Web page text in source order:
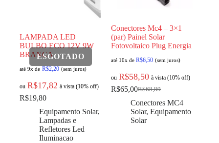
LAMPADA LED
BULBO ECO 12V 9W
BRANCA
até 9x de R$2,20 (sem juros)
ou R$17,82 à vista (10% off)
R$19,80
Equipamento Solar,
Lampadas e
Refletores Led
Iluminacao
Conectores Mc4 – 3×1
(par) Painel Solar
Fotovoltaico Plug Energia
até 10x deR$6,50 (sem juros)
ou R$58,50 à vista (10% off)
R$68,89
R$65,00
Conectores MC4
Solar,Equipamento
Solar